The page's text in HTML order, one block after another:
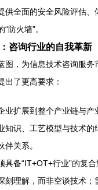
供全面的安全风险评估、
防火墙”。
咨询行业的自我革新
图，为信息技术咨询服务
出了更高要求：
业扩展到整个产业链与产
知识、工艺模型与技术的
伴关系。
具备“IT+OT+行业”的复合
刻理解，而非空谈技术；